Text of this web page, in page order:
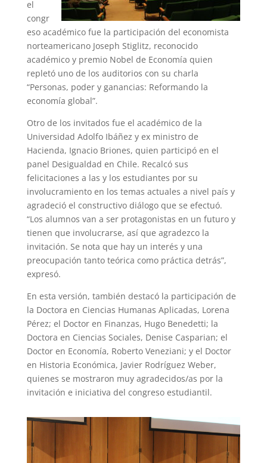
el
congr
eso académico fue la participación del economista
norteamericano Joseph Stiglitz, reconocido
académico y premio Nobel de Economía quien
repletó uno de los auditorios con su charla
“Personas, poder y ganancias: Reformando la
economía global”.
Otro de los invitados fue el académico de la
Universidad Adolfo Ibáñez y ex ministro de
Hacienda, Ignacio Briones, quien participó en el
panel Desigualdad en Chile. Recalcó sus
felicitaciones a las y los estudiantes por su
involucramiento en los temas actuales a nivel país y
agradeció el constructivo diálogo que se efectuó.
“Los alumnos van a ser protagonistas en un futuro y
tienen que involucrarse, así que agradezco la
invitación. Se nota que hay un interés y una
preocupación tanto teórica como práctica detrás”,
expresó.
En esta versión, también destacó la participación de
la Doctora en Ciencias Humanas Aplicadas, Lorena
Pérez; el Doctor en Finanzas, Hugo Benedetti; la
Doctora en Ciencias Sociales, Denise Casparian; el
Doctor en Economía, Roberto Veneziani; y el Doctor
en Historia Económica, Javier Rodríguez Weber,
quienes se mostraron muy agradecidos/as por la
invitación e iniciativa del congreso estudiantil.